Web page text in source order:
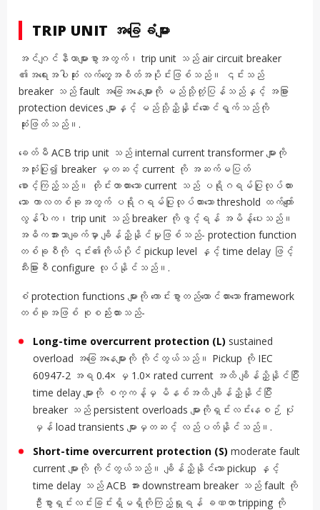
TRIP UNIT အခြေခံများ
အင်ဂျင်နီယာများစွာအတွက်၊ trip unit သည် air circuit breaker
၏အရေးအပါဆုံး လက်တွေ့အစိတ်အပိုင်းဖြစ်သည်။ ၎င်းသည်
breaker သည် fault အခြေအနေများကို မည်သို့တုံ့ပြန်သည်နှင့် အခြား
protection devices များနှင့် မည်သို့ညှိနှိုင်းဆောင်ရွက်သည်ကို
ဆုံးဖြတ်သည်။.
ခေတ်မီ ACB trip unit သည် internal current transformer များကို
အသုံးပြု၍ breaker မှတဆင့် current ကို အဆက်မပြတ်
စောင့်ကြည့်သည်။ တိုင်းတာထားသော current သည် ပရိုဂရမ်ပြုလုပ်ထား
သော ကာလတစ်ခုအတွက် ပရိုဂရမ်ပြုလုပ်ထားသော threshold ထက်ကျော်
လွန်ပါက၊ trip unit သည် breaker ကိုဖွင့်ရန် အမိန့်ပေးသည်။
အဓိကအားသာချက်မှာ ချိန်ညှိနိုင်မှုဖြစ်သည်- protection function
တစ်ခုစီကို ၎င်း၏ကိုယ်ပိုင် pickup level နှင့် time delay ဖြင့်
သီးခြားစီ configure လုပ်နိုင်သည်။.
စံ protection functions များကို ကောင်းစွာတည်ထောင်ထားသော framework
တစ်ခုအဖြစ် စုစည်းထားသည်-
Long-time overcurrent protection (L) sustained
overload အခြေအနေများကို ကိုင်တွယ်သည်။ Pickup ကို IEC
60947-2 အရ 0.4× မှ 1.0× rated current အထိ ချိန်ညှိနိုင်ပြီး
time delay များကို စက္ကန့်မှ မိနစ်အထိ ချိန်ညှိနိုင်ပြီး
breaker သည် persistent overloads များကိုရှင်းလင်းနေစဉ် ပုံ
မှန် load transients များမှတဆင့် လည်ပတ်နိုင်သည်။.
Short-time overcurrent protection (S) moderate fault
current များကို ကိုင်တွယ်သည်။ ချိန်ညှိနိုင်သော pickup နှင့်
time delay သည် ACB အား downstream breaker သည် fault ကို
ဦးစွာရှင်းလင်းခြင်းရှိမရှိကိုကြည့်ရှုရန် ခဏတာ tripping ကို